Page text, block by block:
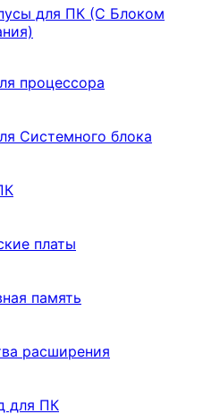
для ПК (С Блоком
процессора
Системного блока
платы
память
расширения
для ПК